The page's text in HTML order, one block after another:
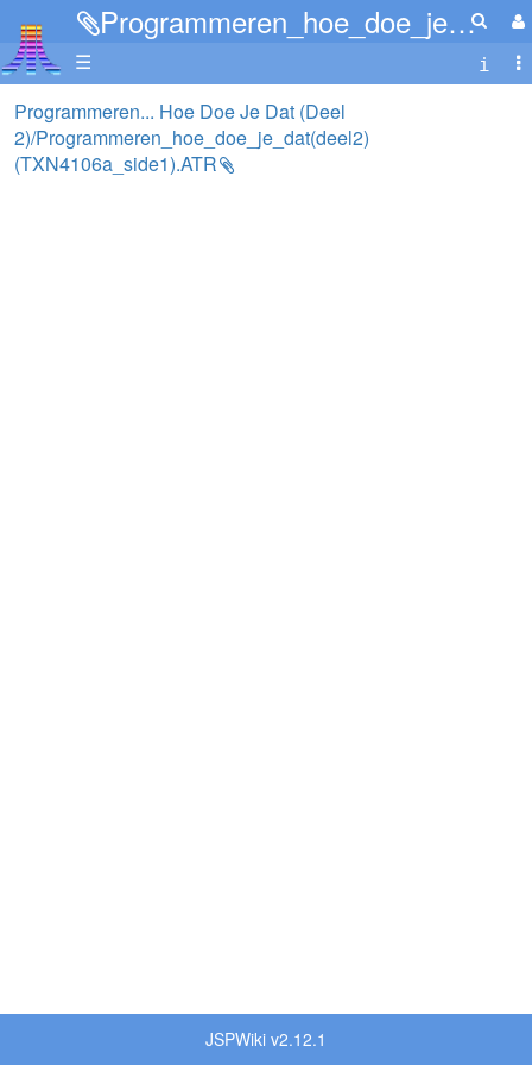
Programmeren_hoe_doe_je_dat(deel2)(TXN4106a_side1).ATR
☰
Programmeren... Hoe Doe Je Dat (Deel
2)/Programmeren_hoe_doe_je_dat(deel2)
(TXN4106a_side1).ATR
JSPWiki v2.12.1